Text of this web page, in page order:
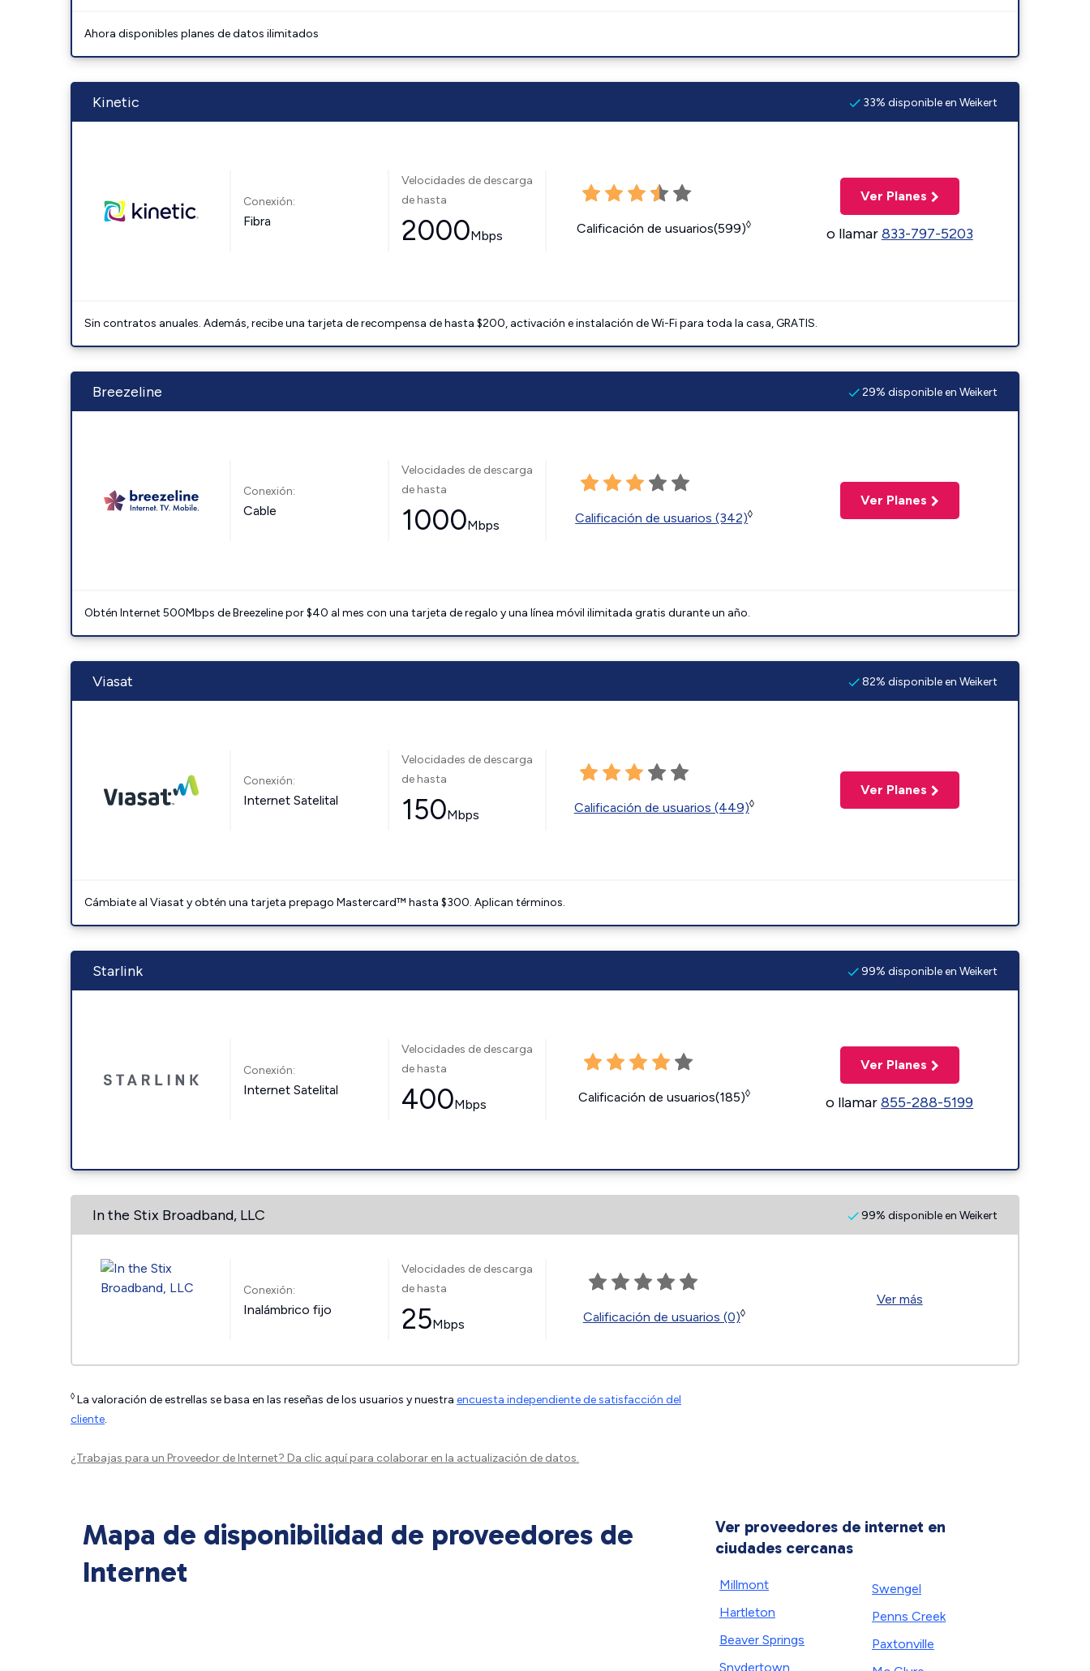
Ahora disponibles planes de datos ilimitados
Kinetic 33% disponible en Weikert
Conexión:
Fibra
Velocidades de descarga
de hasta
2000Mbps Calificación de usuarios(599)◊
Ver Planes
o llamar833-797-5203
Sin contratos anuales. Además, recibe una tarjeta de recompensa de hasta $200, activación e instalación de Wi-Fi para toda la casa, GRATIS.
Breezeline 29% disponible en Weikert
Conexión:
Cable
Velocidades de descarga
de hasta
1000Mbps Calificación de usuarios (342)◊
Ver Planes
Obtén Internet 500Mbps de Breezeline por $40 al mes con una tarjeta de regalo y una línea móvil ilimitada gratis durante un año.
Viasat 82% disponible en Weikert
Conexión:
Internet Satelital
Velocidades de descarga
de hasta
150Mbps Calificación de usuarios (449)◊
Ver Planes
Cámbiate al Viasat y obtén una tarjeta prepago Mastercard™ hasta $300. Aplican términos.
Starlink 99% disponible en Weikert
Conexión:
Internet Satelital
Velocidades de descarga
de hasta
400Mbps Calificación de usuarios(185)◊
Ver Planes
o llamar855-288-5199
In the Stix Broadband, LLC 99% disponible en Weikert
Conexión:
Inalámbrico fijo
Velocidades de descarga
de hasta
25Mbps Calificación de usuarios (0)◊
Ver más
◊ La valoración de estrellas se basa en las reseñas de los usuarios y nuestra encuesta independiente de satisfacción del
cliente.
¿Trabajas para un Proveedor de Internet? Da clic aquípara colaborar en la actualización de datos.
Mapa de disponibilidad de proveedores de
Internet
Ver proveedores de internet en
ciudades cercanas
Millmont
Hartleton
Beaver Springs
Snydertown
Swengel
Penns Creek
Paxtonville